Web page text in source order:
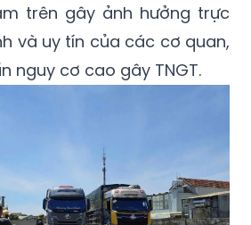
trên gây ảnh hưởng trực
và uy tín của các cơ quan,
nguy cơ cao gây TNGT.